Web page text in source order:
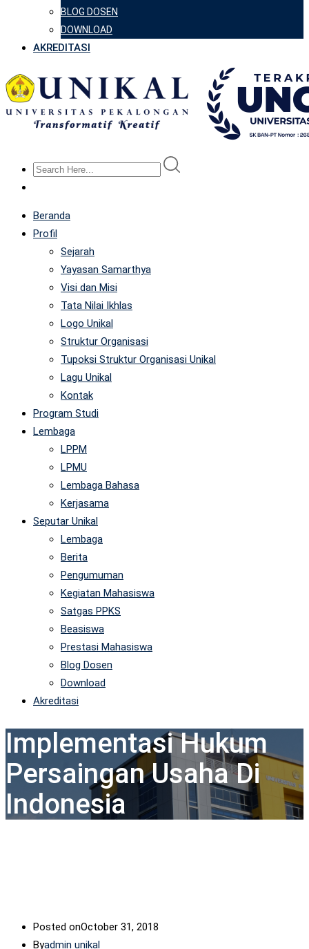
BLOG DOSEN
DOWNLOAD
AKREDITASI
Beranda
Profil
Sejarah
Yayasan Samarthya
Visi dan Misi
Tata Nilai Ikhlas
Logo Unikal
Struktur Organisasi
Tupoksi Struktur Organisasi Unikal
Lagu Unikal
Kontak
Program Studi
Lembaga
LPPM
LPMU
Lembaga Bahasa
Kerjasama
Seputar Unikal
Lembaga
Berita
Pengumuman
Kegiatan Mahasiswa
Satgas PPKS
Beasiswa
Prestasi Mahasiswa
Blog Dosen
Download
Akreditasi
Implementasi Hukum
Persaingan Usaha Di
Indonesia
Posted onOctober 31, 2018
Byadmin unikal